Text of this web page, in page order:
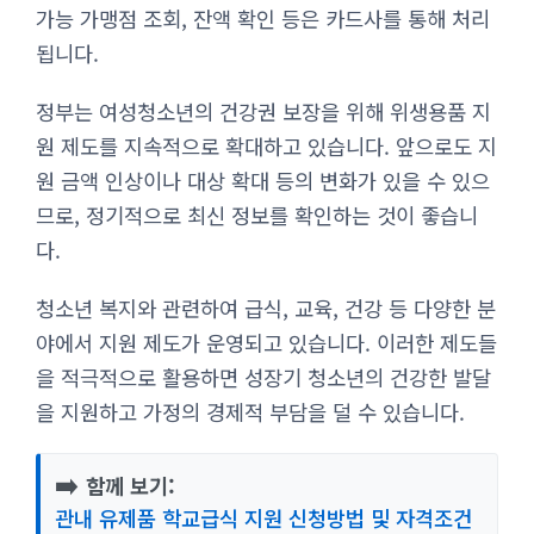
가능 가맹점 조회, 잔액 확인 등은 카드사를 통해 처리
됩니다.
정부는 여성청소년의 건강권 보장을 위해 위생용품 지
원 제도를 지속적으로 확대하고 있습니다. 앞으로도 지
원 금액 인상이나 대상 확대 등의 변화가 있을 수 있으
므로, 정기적으로 최신 정보를 확인하는 것이 좋습니
다.
청소년 복지와 관련하여 급식, 교육, 건강 등 다양한 분
야에서 지원 제도가 운영되고 있습니다. 이러한 제도들
을 적극적으로 활용하면 성장기 청소년의 건강한 발달
을 지원하고 가정의 경제적 부담을 덜 수 있습니다.
➡️ 함께 보기:
관내 유제품 학교급식 지원 신청방법 및 자격조건